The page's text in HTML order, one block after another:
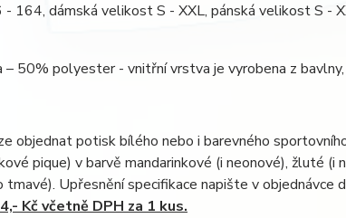
164, dámská velikost S - XXL, pánská velikost S -
– 50% polyester - vnitřní vrstva je vyrobena z
objednat potisk bílého nebo i barevného
pique) v barvě mandarinkové (i neonové), žluté (i
Upřesnění specifikace napište v objednávce
Kč včetně DPH za 1 kus.